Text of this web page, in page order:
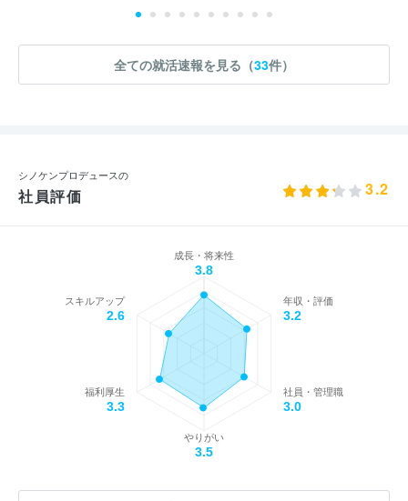
全ての就活速報を見る（33件）
シノケンプロデュースの
社員評価 3.2
成長・将来性
3.8
年収・評価
3.2
社員・管理職
3.0
やりがい
3.5
福利厚生
3.3
スキルアップ
2.6